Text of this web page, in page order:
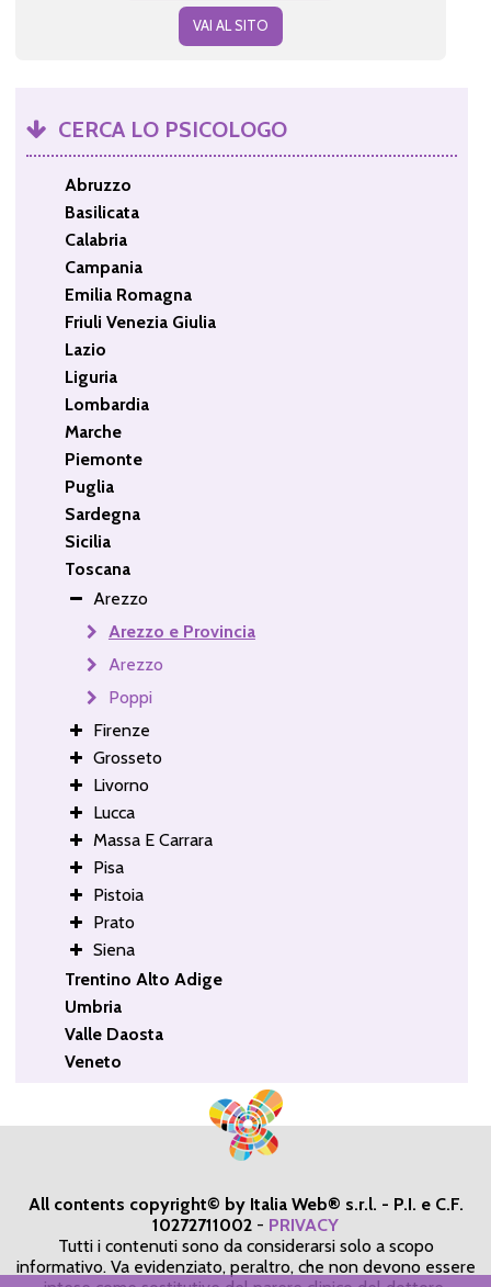
VAI AL SITO
CERCA LO PSICOLOGO
Abruzzo
Basilicata
Calabria
Campania
Emilia Romagna
Friuli Venezia Giulia
Lazio
Liguria
Lombardia
Marche
Piemonte
Puglia
Sardegna
Sicilia
Toscana
Arezzo
Arezzo e Provincia
Arezzo
Poppi
Firenze
Grosseto
Livorno
Lucca
Massa E Carrara
Pisa
Pistoia
Prato
Siena
Trentino Alto Adige
Umbria
Valle Daosta
Veneto
All contents copyright© by Italia Web® s.r.l. - P.I. e C.F.
10272711002 - PRIVACY
Tutti i contenuti sono da considerarsi solo a scopo
informativo. Va evidenziato, peraltro, che non devono essere